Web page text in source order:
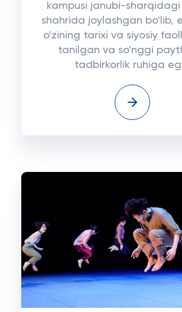
kampusi janubi-sharqidagi
shahrida joylashgan bo'lib,
o'zining tarixi va siyosiy
tanilgan va so'nggi
tadbirkorlik ruhiga